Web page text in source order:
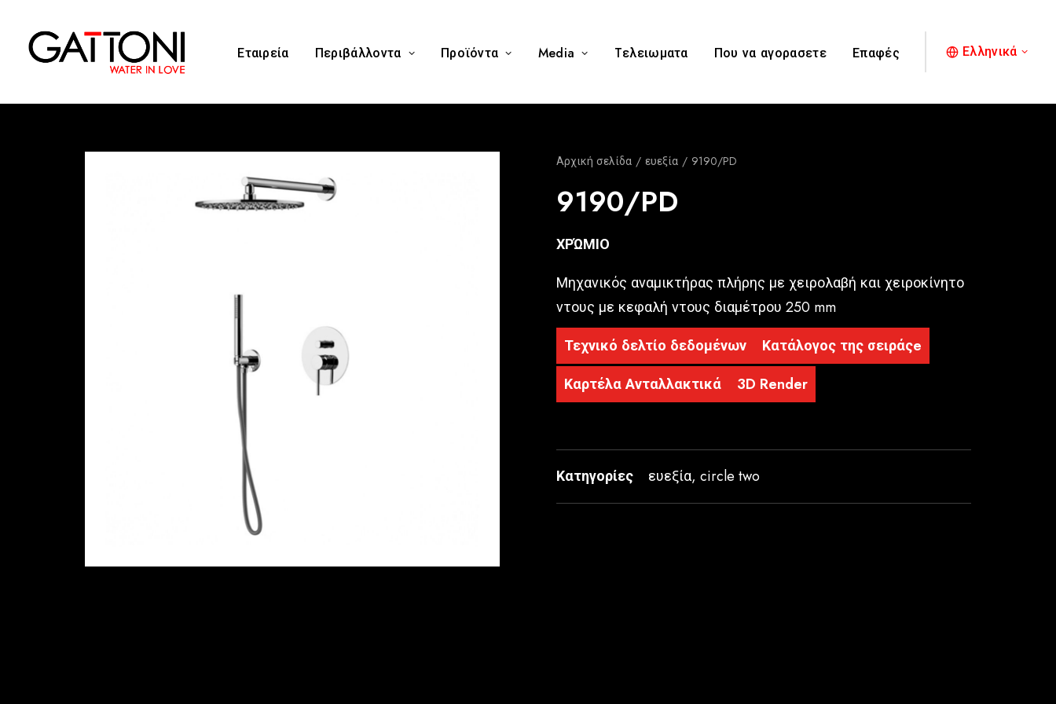
Εταιρεία Περιβάλλοντα Προϊόντα Media Tελειωματα Που να αγορασετε Επαφές Ελληνικά
Αρχική σελίδα ευεξία 9190/PD
9190/PD
ΧΡΏΜΙΟ
Μηχανικός αναμικτήρας πλήρης με χειρολαβή και χειροκίνητο
ντους με κεφαλή ντους διαμέτρου 250 mm
Τεχνικό δελτίο δεδομένων
Κατάλογος της σειράςe
Καρτέλα Ανταλλακτικά
3D Render
Κατηγορίες ευεξία, circle two